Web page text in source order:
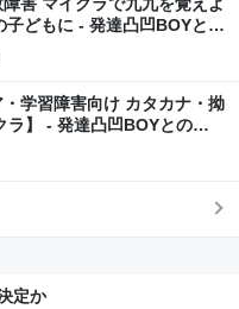
害 マイクラで九九を覚えよ
どもに - 発達凸凹BOYとの
学習障害向け カタカナ・拗
ラ】 - 発達凸凹BOYとの日
定か